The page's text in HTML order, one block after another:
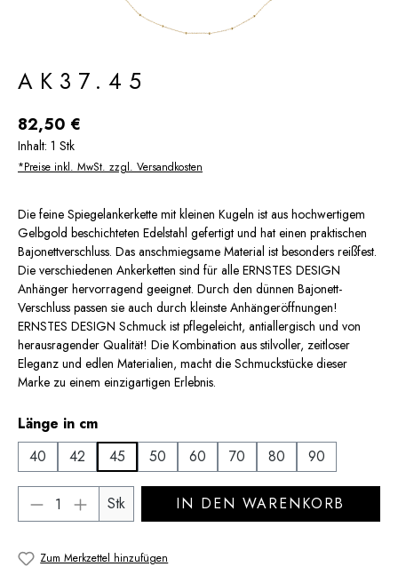
AK37.45
Regulärer Preis:
82,50 €
Inhalt: 1 Stk
*Preise inkl. MwSt. zzgl. Versandkosten
Die feine Spiegelankerkette mit kleinen Kugeln ist aus hochwertigem
Gelbgold beschichteten Edelstahl gefertigt und hat einen praktischen
Bajonettverschluss. Das anschmiegsame Material ist besonders reißfest.
Die verschiedenen Ankerketten sind für alle ERNSTES DESIGN
Anhänger hervorragend geeignet. Durch den dünnen Bajonett-
Verschluss passen sie auch durch kleinste Anhängeröffnungen!
ERNSTES DESIGN Schmuck ist pflegeleicht, antiallergisch und von
herausragender Qualität! Die Kombination aus stilvoller, zeitloser
Eleganz und edlen Materialien, macht die Schmuckstücke dieser
Marke zu einem einzigartigen Erlebnis.
Länge in cmauswählen
40
42 45 50 60 70 80 90
Produkt Anzahl: Gib den gewünschten
Stk IN DEN WARENKORB
Zum Merkzettel hinzufügen